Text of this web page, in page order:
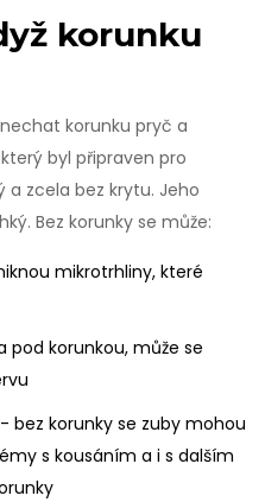
korunku
korunku pryč a
byl připraven pro
a zcela bez krytu. Jeho
Bez korunky se může:
mikrotrhliny, které
pod korunkou, může se
bez korunky se zuby mohou
s kousáním a i s dalším